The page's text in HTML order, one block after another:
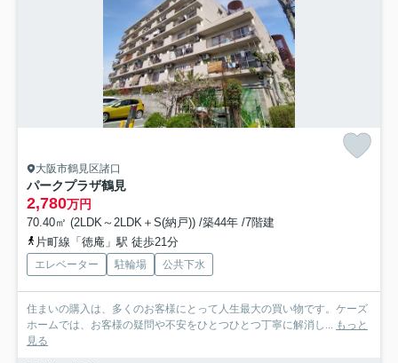
大阪市鶴見区諸口
パークプラザ鶴見
2,780万円
70.40㎡ (2LDK～2LDK＋S(納戸)) /築44年 /7階建
片町線「徳庵」駅 徒歩21分
エレベーター 駐輪場 公共下水
住まいの購入は、多くのお客様にとって人生最大の買い物です。ケーズ
ホームでは、お客様の疑問や不安をひとつひとつ丁寧に解消し... もっと
見る